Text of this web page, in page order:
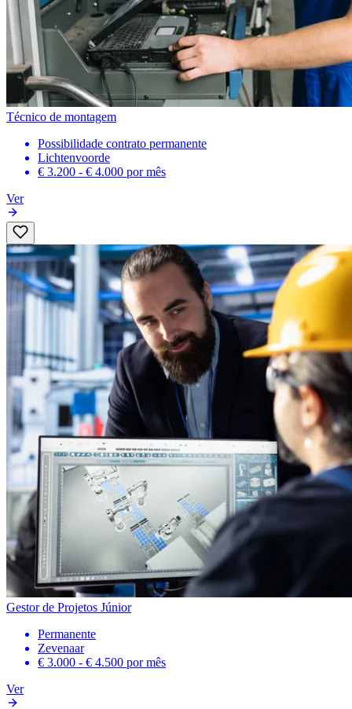
Técnico de montagem
Possibilidade contrato permanente
Lichtenvoorde
€ 3.200 - € 4.000 por mês
Ver
Gestor de Projetos Júnior
Permanente
Zevenaar
€ 3.000 - € 4.500 por mês
Ver